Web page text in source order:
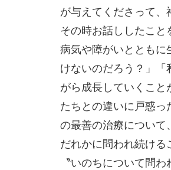
が与えてくださって、
その時お話ししたこと
病気や障がいととも
けないのだろう？」
がら成長していくこ
たちとの違いに戸惑
の最善の治療につい
だれかに問われ続ける
〝いのちについて問